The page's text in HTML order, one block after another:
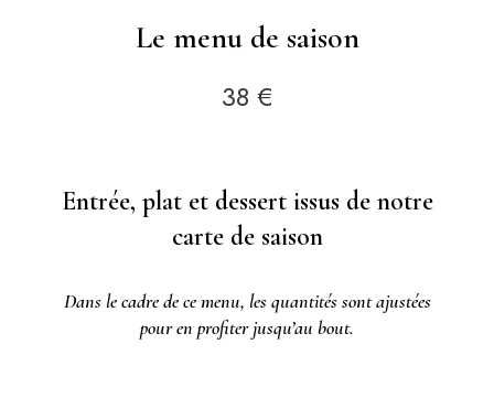
Le menu de saison
38 €
Entrée, plat et dessert issus de notre
carte de saison
Dans le cadre de ce menu, les quantités sont ajustées
pour en profiter jusqu’au bout.